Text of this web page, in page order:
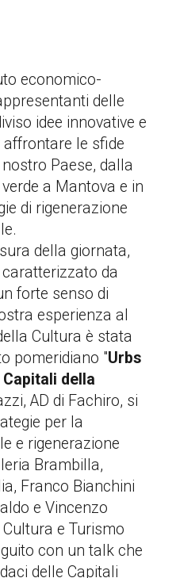
economico-
delle
idee innovative e
le sfide
Paese, dalla
a Mantova e in
di rigenerazione
della giornata,
da
forte senso di
esperienza al
Cultura è stata
pomeridiano "Urbs
della
AD di Fachiro, si
per la
e rigenerazione
Brambilla,
Franco Bianchini
e Vincenzo
e Turismo
con un talk che
delle Capitali